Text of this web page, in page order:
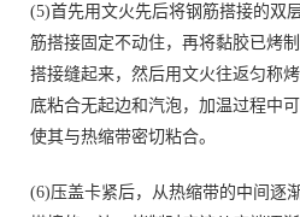
(5)首先用文火先后将钢筋搭接的双
筋搭接固定不动住，再将黏胶已烤
搭接缝起来，然后用文火往返匀称
底粘合无起边和汽泡，加温过程中
使其与热缩带密切粘合。
(6)压盖卡紧后，从热缩带的中间逐